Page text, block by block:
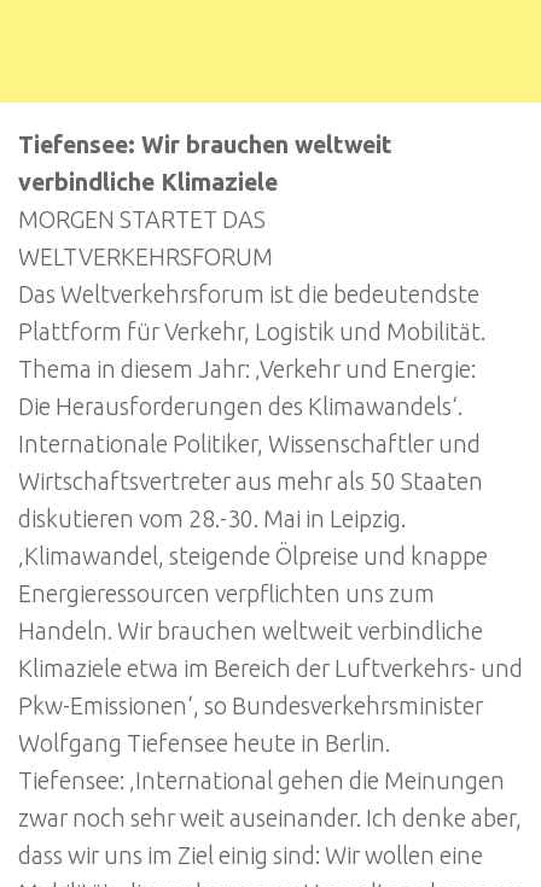
Tiefensee: Wir brauchen weltweit
verbindliche Klimaziele
MORGEN STARTET DAS
WELTVERKEHRSFORUM
Das Weltverkehrsforum ist die bedeutendste
Plattform für Verkehr, Logistik und Mobilität.
Thema in diesem Jahr: ‚Verkehr und Energie:
Die Herausforderungen des Klimawandels‘.
Internationale Politiker, Wissenschaftler und
Wirtschaftsvertreter aus mehr als 50 Staaten
diskutieren vom 28.-30. Mai in Leipzig.
‚Klimawandel, steigende Ölpreise und knappe
Energieressourcen verpflichten uns zum
Handeln. Wir brauchen weltweit verbindliche
Klimaziele etwa im Bereich der Luftverkehrs- und
Pkw-Emissionen‘, so Bundesverkehrsminister
Wolfgang Tiefensee heute in Berlin.
Tiefensee: ‚International gehen die Meinungen
zwar noch sehr weit auseinander. Ich denke aber,
dass wir uns im Ziel einig sind: Wir wollen eine